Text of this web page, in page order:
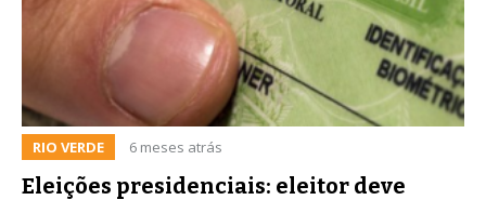
RIO VERDE 6 meses atrás
Eleições presidenciais: eleitor deve